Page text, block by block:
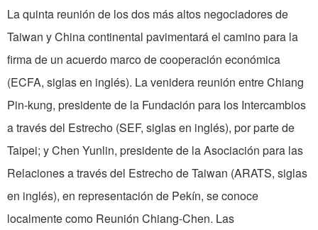
La quinta reunión de los dos más altos negociadores de
Taiwan y China continental pavimentará el camino para la
firma de un acuerdo marco de cooperación económica
(ECFA, siglas en inglés). La venidera reunión entre Chiang
Pin-kung, presidente de la Fundación para los Intercambios
a través del Estrecho (SEF, siglas en inglés), por parte de
Taipei; y Chen Yunlin, presidente de la Asociación para las
Relaciones a través del Estrecho de Taiwan (ARATS, siglas
en inglés), en representación de Pekín, se conoce
localmente como Reunión Chiang-Chen. Las